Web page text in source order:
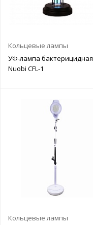
Кольцевые лампы
УФ-лампа бактерицидная
Nuobi CFL-1
Кольцевые лампы